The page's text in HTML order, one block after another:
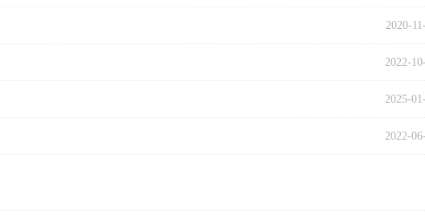
2020-
2022-
2025-
2022-